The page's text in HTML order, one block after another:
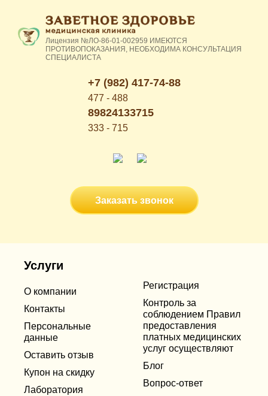
Лицензия №ЛО-86-01-002959 ИМЕЮТСЯ
ПРОТИВОПОКАЗАНИЯ, НЕОБХОДИМА КОНСУЛЬТАЦИЯ
СПЕЦИАЛИСТА
+7 (982) 417-74-88
477 - 488
89824133715
333 - 715
Заказать звонок
Услуги
О компании
Контакты
Персональные
данные
Оставить отзыв
Купон на скидку
Лаборатория
Регистрация
Контроль за
соблюдением Правил
предоставления
платных медицинских
услуг осуществляют
Блог
Вопрос-ответ